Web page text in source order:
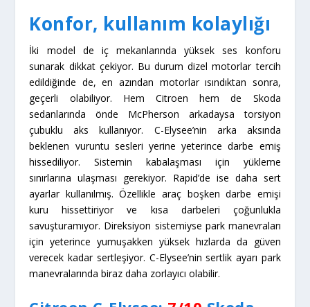
Yol tutuş ve güvenlik
Konfor konusunda aldığı artılara rağmen yol tutuş
konusunda da oldukça başarılı olması Citroen C-Elysee
için iyi haber. Virajlarda iz takibi konusunda oldukça
başarılı ve direksiyonu da beklenmedik derecede sağlıklı
geri bildirim yapıyor. Tabii buradan çıkarılacak sonuç bu
otomobilin bir GTI’ın sürüş keyfine sahip olduğu değil
yeterince güvenli olduğu. ESP standart donanımda ama
kuru zeminlerde çoğunlukla sesizce köşesinde oturuyor.
Hızlı virajlarda salınım yapmıyor ya da ağırlık
transferlerine korkutucu tepkiler vermiyor. Sert ayarlı
süspansiyon sistemiyle Rapid daha iyisini başaramıyor
ama en az rakibi kadar güven veren sürüş sunabiliyor.
Direksiyon sistemi daha yapay hisler yayıyor, hızlı ve net
çalışıyor ama iletişimi yetersiz. İkiliden sadece
çarpışma testine girmiş ve yüzde 94’lik
yetişkin koruma seviyesiyle testten ayrılmış. ESP, 2014